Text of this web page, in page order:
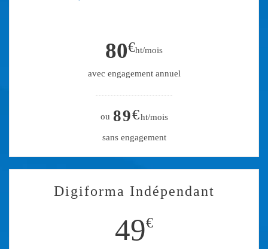
80€ht/mois
avec engagement annuel
ou 89€ht/mois
sans engagement
Digiforma Indépendant
49€